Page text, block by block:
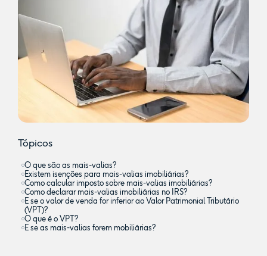
Tópicos
O que são as mais-valias?
Existem isenções para mais-valias imobiliárias?
Como calcular imposto sobre mais-valias imobiliárias?
Como declarar mais-valias imobiliárias no IRS?
E se o valor de venda for inferior ao Valor Patrimonial Tributário
(VPT)?
O que é o VPT?
E se as mais-valias forem mobiliárias?